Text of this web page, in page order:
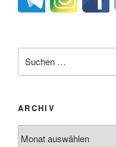
nach:
ARCHIV